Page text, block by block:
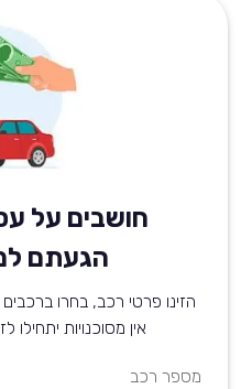
חושבים על
הגעתם
הזינו פרטי רכב, בחרו
אין מסוכנויות יתחילו
מספר רכב